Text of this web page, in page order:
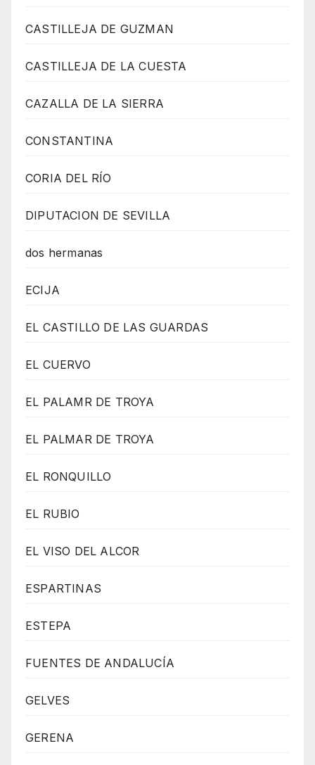
CASTILLEJA DE GUZMAN
CASTILLEJA DE LA CUESTA
CAZALLA DE LA SIERRA
CONSTANTINA
CORIA DEL RÍO
DIPUTACION DE SEVILLA
dos hermanas
ECIJA
EL CASTILLO DE LAS GUARDAS
EL CUERVO
EL PALAMR DE TROYA
EL PALMAR DE TROYA
EL RONQUILLO
EL RUBIO
EL VISO DEL ALCOR
ESPARTINAS
ESTEPA
FUENTES DE ANDALUCÍA
GELVES
GERENA